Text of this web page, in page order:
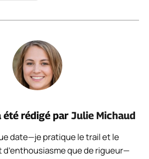
été rédigé par Julie Michaud
date—je pratique le trail et le
d’enthousiasme que de rigueur—